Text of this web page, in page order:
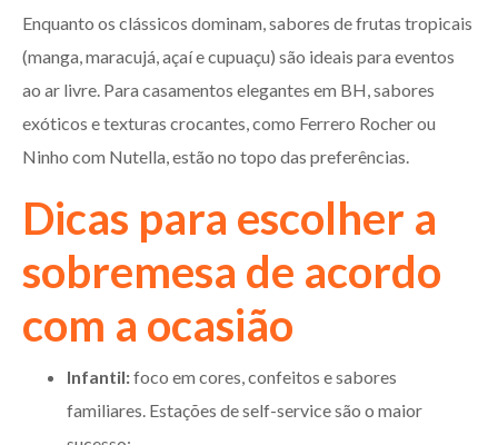
Enquanto os clássicos dominam, sabores de frutas tropicais
(manga, maracujá, açaí e cupuaçu) são ideais para eventos
ao ar livre. Para casamentos elegantes em BH, sabores
exóticos e texturas crocantes, como Ferrero Rocher ou
Ninho com Nutella, estão no topo das preferências.
Dicas para escolher a
sobremesa de acordo
com a ocasião
Infantil:foco em cores, confeitos e sabores
familiares. Estações de self-service são o maior